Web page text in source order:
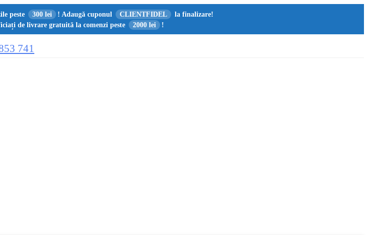
peste 300 lei ! Adaugă cuponul CLIENTFIDEL
la finalizare!
de livrare gratuită la comenzi peste
2000 lei !
741